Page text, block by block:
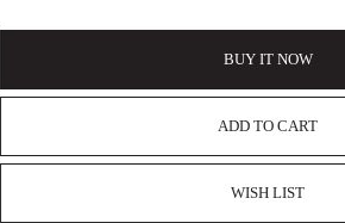
BUY IT NOW
ADD TO CART
WISH LIST